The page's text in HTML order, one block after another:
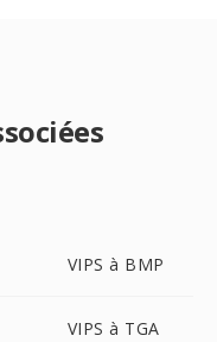
VIPS à BMP
VIPS à TGA